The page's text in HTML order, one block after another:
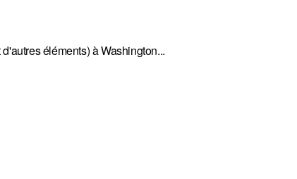
éléments) à Washington...